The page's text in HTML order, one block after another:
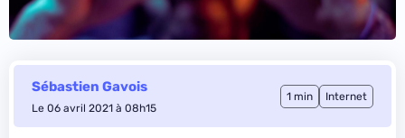
Sébastien Gavois
Le 06 avril 2021 à 08h15
1 min Internet